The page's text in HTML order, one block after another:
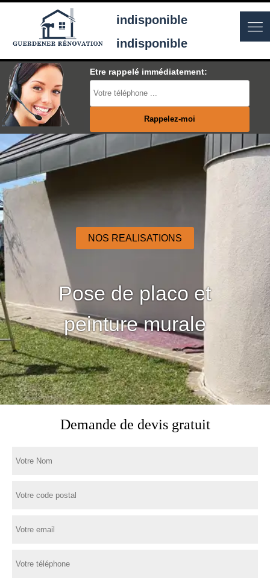
indisponible
indisponible
Etre rappelé immédiatement:
NOS REALISATIONS
Pose de placo et
peinture murale
Demande de devis gratuit